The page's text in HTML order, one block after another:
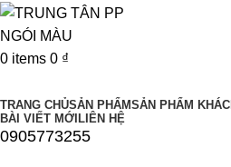
0 items 0 ₫
TRANG CHỦSẢN PHẨMSẢN PHẨM KHÁC
BÀI VIẾT MỚI LIÊN HỆ
0905773255